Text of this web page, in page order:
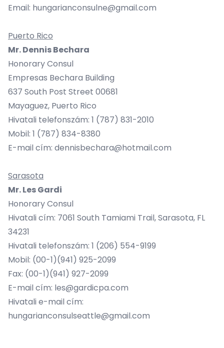
Email: hungarianconsulne@gmail.com
Puerto Rico
Mr. Dennis Bechara
Honorary Consul
Empresas Bechara Building
637 South Post Street 00681
Mayaguez, Puerto Rico
Hivatali telefonszám: 1 (787) 831-2010
Mobil: 1 (787) 834-8380
E-mail cím: dennisbechara@hotmail.com
Sarasota
Mr. Les Gardi
Honorary Consul
Hivatali cím: 7061 South Tamiami Trail, Sarasota, FL
34231
Hivatali telefonszám: 1 (206) 554-9199
Mobil: (00-1)(941) 925-2099
Fax: (00-1)(941) 927-2099
E-mail cím: les@gardicpa.com
Hivatali e-mail cím:
hungarianconsulseattle@gmail.com